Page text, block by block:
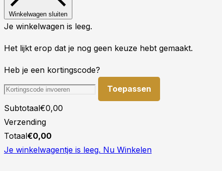
Winkelwagen sluiten
Je winkelwagen is leeg.
Het lijkt erop dat je nog geen keuze hebt gemaakt.
Heb je een kortingscode?
Toepassen
Subtotaal€0,00
Verzending
Totaal€0,00
Je winkelwagentje is leeg. Nu Winkelen